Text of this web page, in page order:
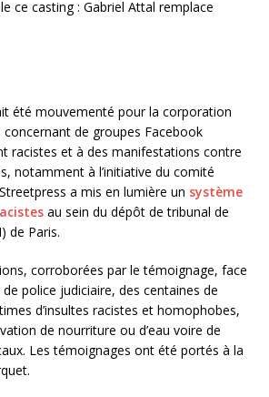
ce casting : Gabriel Attal remplace
été mouvementé pour la corporation
de groupes Facebook
racistes et à des manifestations contre
notamment à l’initiative du comité
a mis en lumière un système
au sein du dépôt de tribunal de
de Paris.
corroborées par le témoignage, face
police judiciaire, des centaines de
d’insultes racistes et homophobes,
de nourriture ou d’eau voire de
Les témoignages ont été portés à la